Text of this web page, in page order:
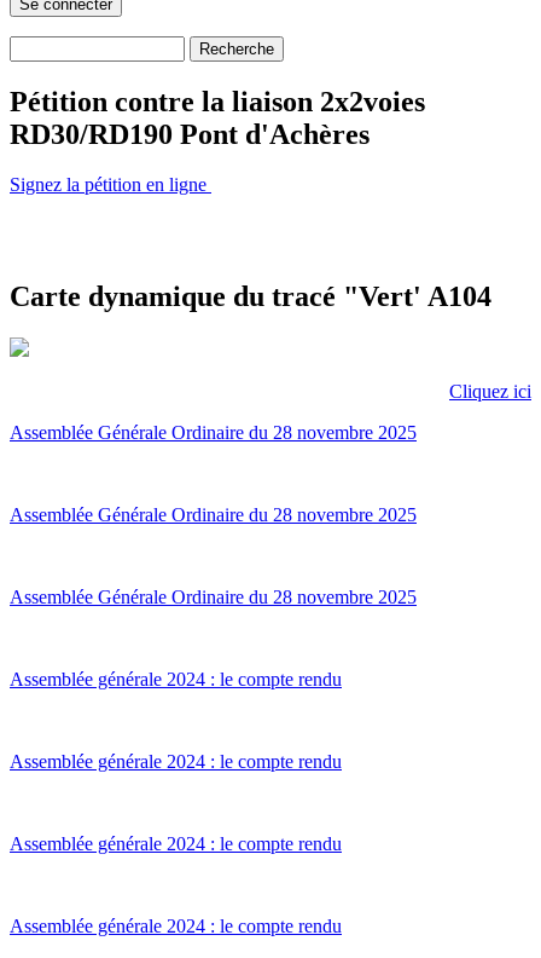
Pétition contre la liaison 2x2voies
RD30/RD190 Pont d'Achères
Signez la pétition en ligne
Carte dynamique du tracé "Vert' A104
Cliquez ici
Assemblée Générale Ordinaire du 28 novembre 2025
Assemblée Générale Ordinaire du 28 novembre 2025
Assemblée Générale Ordinaire du 28 novembre 2025
Assemblée générale 2024 : le compte rendu
Assemblée générale 2024 : le compte rendu
Assemblée générale 2024 : le compte rendu
Assemblée générale 2024 : le compte rendu